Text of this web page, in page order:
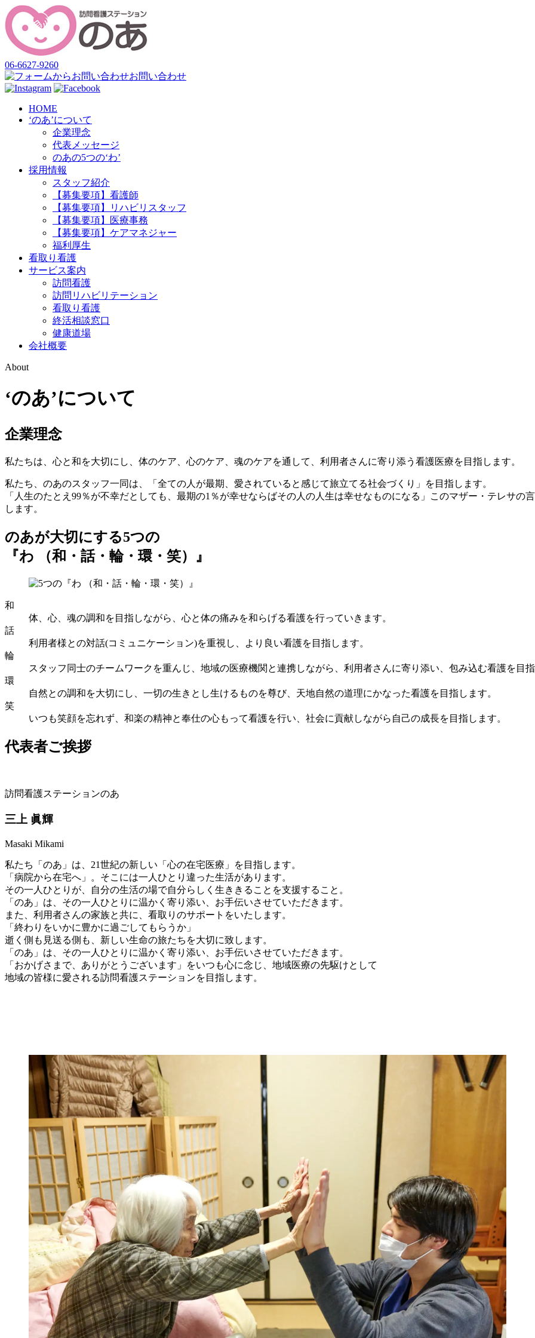
06-6627-9260
お問い合わせ
HOME
‘のあ’について
企業理念
代表メッセージ
のあの5つの‘わ’
採用情報
スタッフ紹介
【募集要項】看護師
【募集要項】リハビリスタッフ
【募集要項】医療事務
【募集要項】ケアマネジャー
福利厚生
看取り看護
サービス案内
訪問看護
訪問リハビリテーション
看取り看護
終活相談窓口
健康道場
会社概要
About
‘のあ’について
企業理念
私たちは、心と和を大切にし、体のケア、心のケア、魂のケアを通して、利用者さんに寄り添う看護医療を目指します。
私たち、のあのスタッフ一同は、「全ての人が最期、愛されていると感じて旅立てる社会づくり」を目指します。
「人生のたとえ99％が不幸だとしても、最期の1％が幸せならばその人の人生は幸せなものになる」このマザー・テレサ
します。
のあが大切にする5つの
『わ （和・話・輪・環・笑）』
和
体、心、魂の調和を目指しながら、心と体の痛みを和らげる看護を行っていきます。
話
利用者様との対話(コミュニケーション)を重視し、より良い看護を目指します。
輪
スタッフ同士のチームワークを重んじ、地域の医療機関と連携しながら、利用者さんに寄り添い、包み込む看護を目
環
自然との調和を大切にし、一切の生きとし生けるものを尊び、天地自然の道理にかなった看護を目指します。
笑
いつも笑顔を忘れず、和楽の精神と奉仕の心もって看護を行い、社会に貢献しながら自己の成長を目指します。
代表者ご挨拶
訪問看護ステーションのあ
三上 眞輝
Masaki Mikami
私たち「のあ」は、21世紀の新しい「心の在宅医療」を目指します。
「病院から在宅へ」。そこには一人ひとり違った生活があります。
その一人ひとりが、自分の生活の場で自分らしく生ききることを支援すること。
「のあ」は、その一人ひとりに温かく寄り添い、お手伝いさせていただきます。
また、利用者さんの家族と共に、看取りのサポートをいたします。
「終わりをいかに豊かに過ごしてもらうか」
逝く側も見送る側も、新しい生命の旅たちを大切に致します。
「のあ」は、その一人ひとりに温かく寄り添い、お手伝いさせていただきます。
「おかげさまで、ありがとうございます」をいつも心に念じ、地域医療の先駆けとして
地域の皆様に愛される訪問看護ステーションを目指します。